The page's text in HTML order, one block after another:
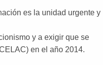
es la unidad urgente y
y a exigir que se
en el año 2014.